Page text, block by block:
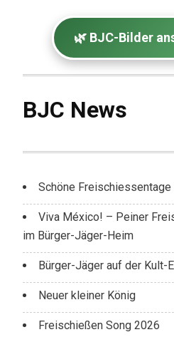
🌿 BJC-Bilder
BJC News
Schöne Freischiessentage
Viva México! – Peiner
im Bürger-Jäger-Heim
Bürger-Jäger auf der Kult-
Neuer kleiner König
Freischießen Song 2026